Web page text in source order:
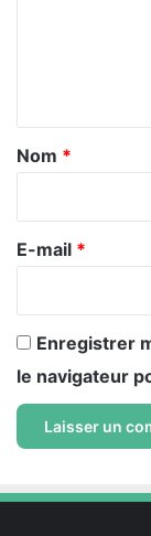
a
e
Nom *
E-mail *
Enregistrer
le navigateur